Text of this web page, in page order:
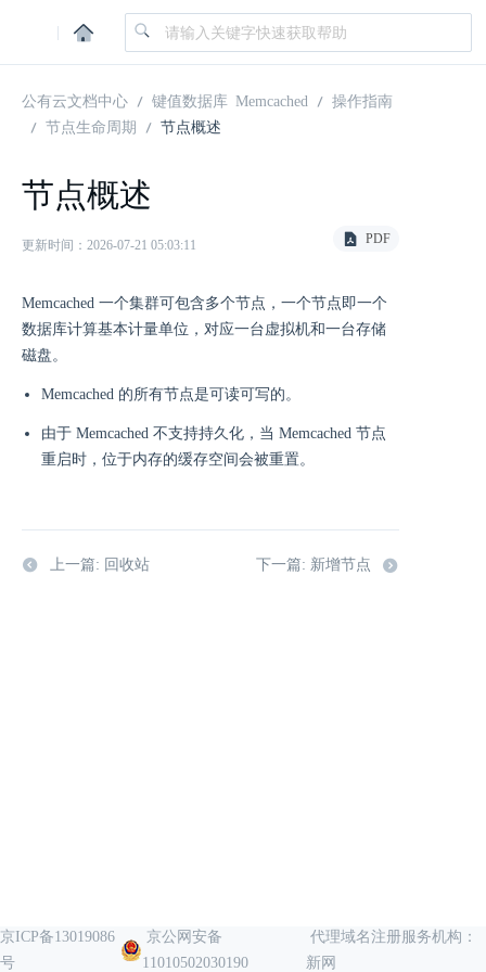
|
公有云文档中心 键值数据库 Memcached
操作指南
节点生命周期
节点概述
节点概述
更新时间：2026-07-21 05:03:11 PDF
Memcached 一个集群可包含多个节点，一个节点即一个
数据库计算基本计量单位，对应一台虚拟机和一台存储
磁盘。
Memcached 的所有节点是可读可写的。
由于 Memcached 不支持持久化，当 Memcached 节点
重启时，位于内存的缓存空间会被重置。
上一篇: 回收站 下一篇: 新增节点
京ICP备13019086
号
京公网安备
11010502030190
代理域名注册服务机构：
新网